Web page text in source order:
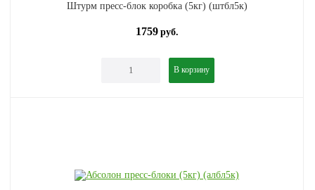
Штурм пресс-блок коробка (5кг) (штбл5к)
1759 руб.
В корзину